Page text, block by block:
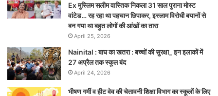
Ex मुस्लिम सलीम वास्तिक निकला 31 साल पुराना मोस्ट
वांटेड… रह रहा था पहचान छिपाकर, इस्लाम विरोधी बयानों से
बन गया था बहुत लोगों की आंखों का तारा
April 25, 2026
Nainital : बाघ का खतरा : बच्चों की सुरक्षा_ इन इलाकों में
27 अप्रैल तक स्कूल बंद
April 24, 2026
भीषण गर्मी व हीट वेव की चेतावनी शिक्षा विभाग का स्कूलों के लिए